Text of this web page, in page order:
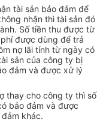
tài sản bảo đảm để
nhận thì tài sản đó
Số tiền thu được từ
được dùng để trả
nợ lãi tính từ ngày có
sản của công ty bị
đảm và được xử lý
thay cho công ty thì số
bảo đảm và được
khác.